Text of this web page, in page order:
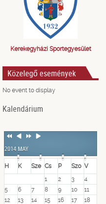
Kerekegyházi Sportegyesület
Közelegő események
No event to display
Kalendárium
Previous
Previous
NextNext
2014 MAY
H K Sze Cs P Szo V
1
2 3
4
5
6 7 8 9 10
11
12
13 14 15 16 17
18